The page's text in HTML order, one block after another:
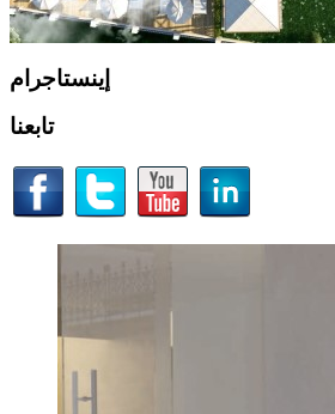
إينستاجرام
تابعنا